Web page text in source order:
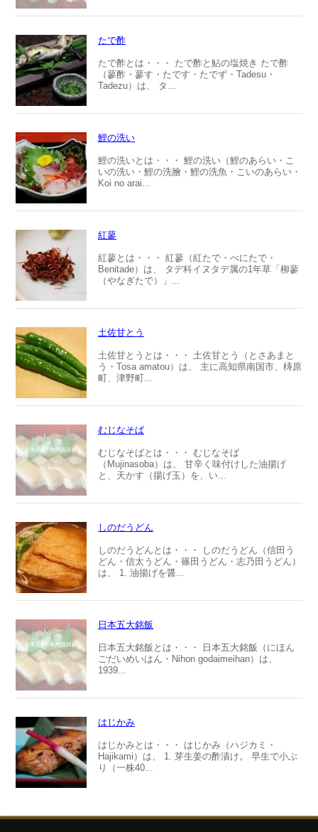
たで酢
たで酢とは・・・ たで酢と鮎の塩焼き たで酢
（蓼酢・蓼す・たです・たでず・Tadesu・
Tadezu）は、 タ...
鯉の洗い
鯉の洗いとは・・・ 鯉の洗い（鯉のあらい・こ
いの洗い・鯉の洗膾・鯉の洗魚・こいのあらい・
Koi no arai...
紅蓼
紅蓼とは・・・ 紅蓼（紅たで・べにたで・
Benitade）は、 タデ科イヌタデ属の1年草「柳蓼
（やなぎたで）」...
土佐甘とう
土佐甘とうとは・・・ 土佐甘とう（とさあまと
う・Tosa amatou）は、 主に高知県南国市、梼原
町、津野町...
むじなそば
むじなそばとは・・・ むじなそば
（Mujinasoba）は、 甘辛く味付けした油揚げ
と、天かす（揚げ玉）を、い...
しのだうどん
しのだうどんとは・・・ しのだうどん（信田う
どん・信太うどん・篠田うどん・志乃田うどん）
は、 1. 油揚げを醤...
日本五大銘飯
日本五大銘飯とは・・・ 日本五大銘飯（にほん
ごだいめいはん・Nihon godaimeihan）は、
1939...
はじかみ
はじかみとは・・・ はじかみ（ハジカミ・
Hajikami）は、 1. 芽生姜の酢漬け。 早生で小ぶ
り（一株40...